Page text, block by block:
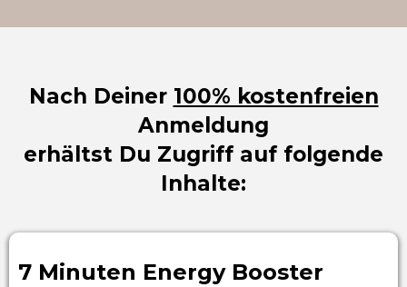
Nach Deiner 100% kostenfreien
Anmeldung
erhältst Du Zugriff auf folgende
Inhalte:
7 Minuten Energy Booster